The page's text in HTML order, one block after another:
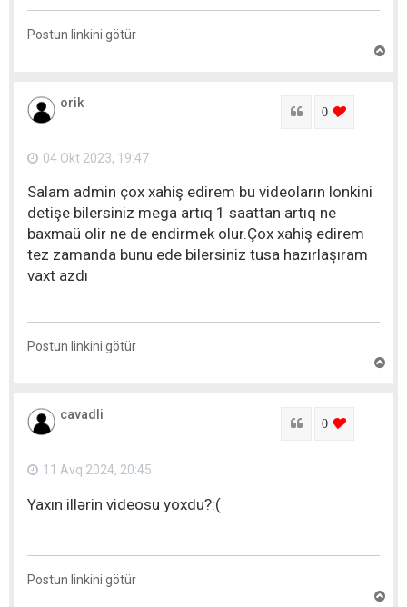
Postun linkini götür
orik
Sitat
0
04 Okt 2023, 19:47
Salam admin çox xahiş edirem bu videoların lonkini
detişe bilersiniz mega artıq 1 saattan artıq ne
baxmaü olir ne de endirmek olur.Çox xahiş edirem
tez zamanda bunu ede bilersiniz tusa hazırlaşıram
vaxt azdı
Postun linkini götür
cavadli
Sitat
0
11 Avq 2024, 20:45
Yaxın illərin videosu yoxdu?:(
Postun linkini götür